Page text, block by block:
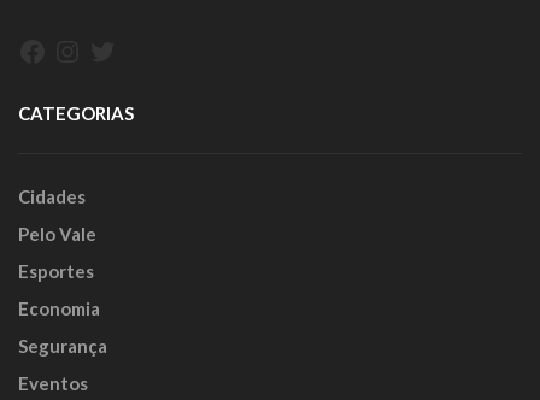
CATEGORIAS
Cidades
Pelo Vale
Esportes
Economia
Segurança
Eventos